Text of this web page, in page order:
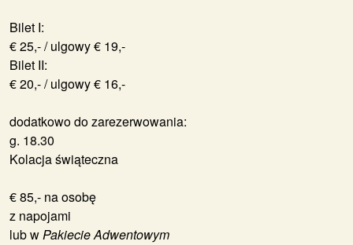
Bilet I:
€ 25,- / ulgowy € 19,-
Bilet II:
€ 20,- / ulgowy € 16,-
dodatkowo do zarezerwowania:
g. 18.30
Kolacja świąteczna
€ 85,- na osobę
z napojami
lub wPakiecie Adwentowym